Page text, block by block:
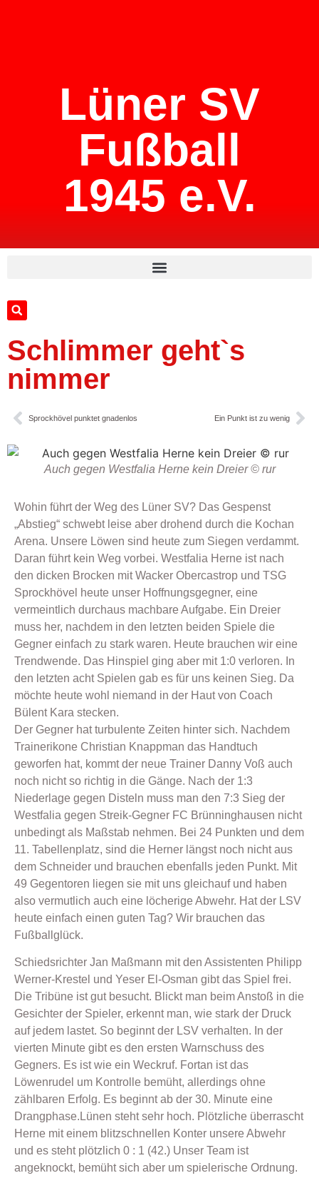
Lüner SV
Fußball
1945 e.V.
Schlimmer geht`s
nimmer
Sprockhövel punktet gnadenlos Ein Punkt ist zu wenig
Auch gegen Westfalia Herne kein Dreier © rur
Wohin führt der Weg des Lüner SV? Das Gespenst
„Abstieg“ schwebt leise aber drohend durch die Kochan
Arena. Unsere Löwen sind heute zum Siegen verdammt.
Daran führt kein Weg vorbei. Westfalia Herne ist nach
den dicken Brocken mit Wacker Obercastrop und TSG
Sprockhövel heute unser Hoffnungsgegner, eine
vermeintlich durchaus machbare Aufgabe. Ein Dreier
muss her, nachdem in den letzten beiden Spiele die
Gegner einfach zu stark waren. Heute brauchen wir eine
Trendwende. Das Hinspiel ging aber mit 1:0 verloren. In
den letzten acht Spielen gab es für uns keinen Sieg. Da
möchte heute wohl niemand in der Haut von Coach
Bülent Kara stecken.
Der Gegner hat turbulente Zeiten hinter sich. Nachdem
Trainerikone Christian Knappman das Handtuch
geworfen hat, kommt der neue Trainer Danny Voß auch
noch nicht so richtig in die Gänge. Nach der 1:3
Niederlage gegen Disteln muss man den 7:3 Sieg der
Westfalia gegen Streik-Gegner FC Brünninghausen nicht
unbedingt als Maßstab nehmen. Bei 24 Punkten und dem
11. Tabellenplatz, sind die Herner längst noch nicht aus
dem Schneider und brauchen ebenfalls jeden Punkt. Mit
49 Gegentoren liegen sie mit uns gleichauf und haben
also vermutlich auch eine löcherige Abwehr. Hat der LSV
heute einfach einen guten Tag? Wir brauchen das
Fußballglück.
Schiedsrichter Jan Maßmann mit den Assistenten Philipp
Werner-Krestel und Yeser El-Osman gibt das Spiel frei.
Die Tribüne ist gut besucht. Blickt man beim Anstoß in die
Gesichter der Spieler, erkennt man, wie stark der Druck
auf jedem lastet. So beginnt der LSV verhalten. In der
vierten Minute gibt es den ersten Warnschuss des
Gegners. Es ist wie ein Weckruf. Fortan ist das
Löwenrudel um Kontrolle bemüht, allerdings ohne
zählbaren Erfolg. Es beginnt ab der 30. Minute eine
Drangphase.Lünen steht sehr hoch. Plötzliche überrascht
Herne mit einem blitzschnellen Konter unsere Abwehr
und es steht plötzlich 0 : 1 (42.) Unser Team ist
angeknockt, bemüht sich aber um spielerische Ordnung.